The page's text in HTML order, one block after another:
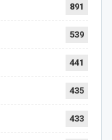
891
539
441
435
433